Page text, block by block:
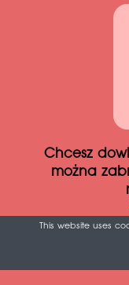
Chcesz
można
This website uses